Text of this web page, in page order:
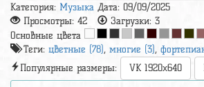
Категория: Музыка Дата: 09/09/2025
Просмотры: 42 Загрузки: 3
Основные цвета
Теги: цветные (78), многие (3),
Популярные размеры:
VK 1920x640